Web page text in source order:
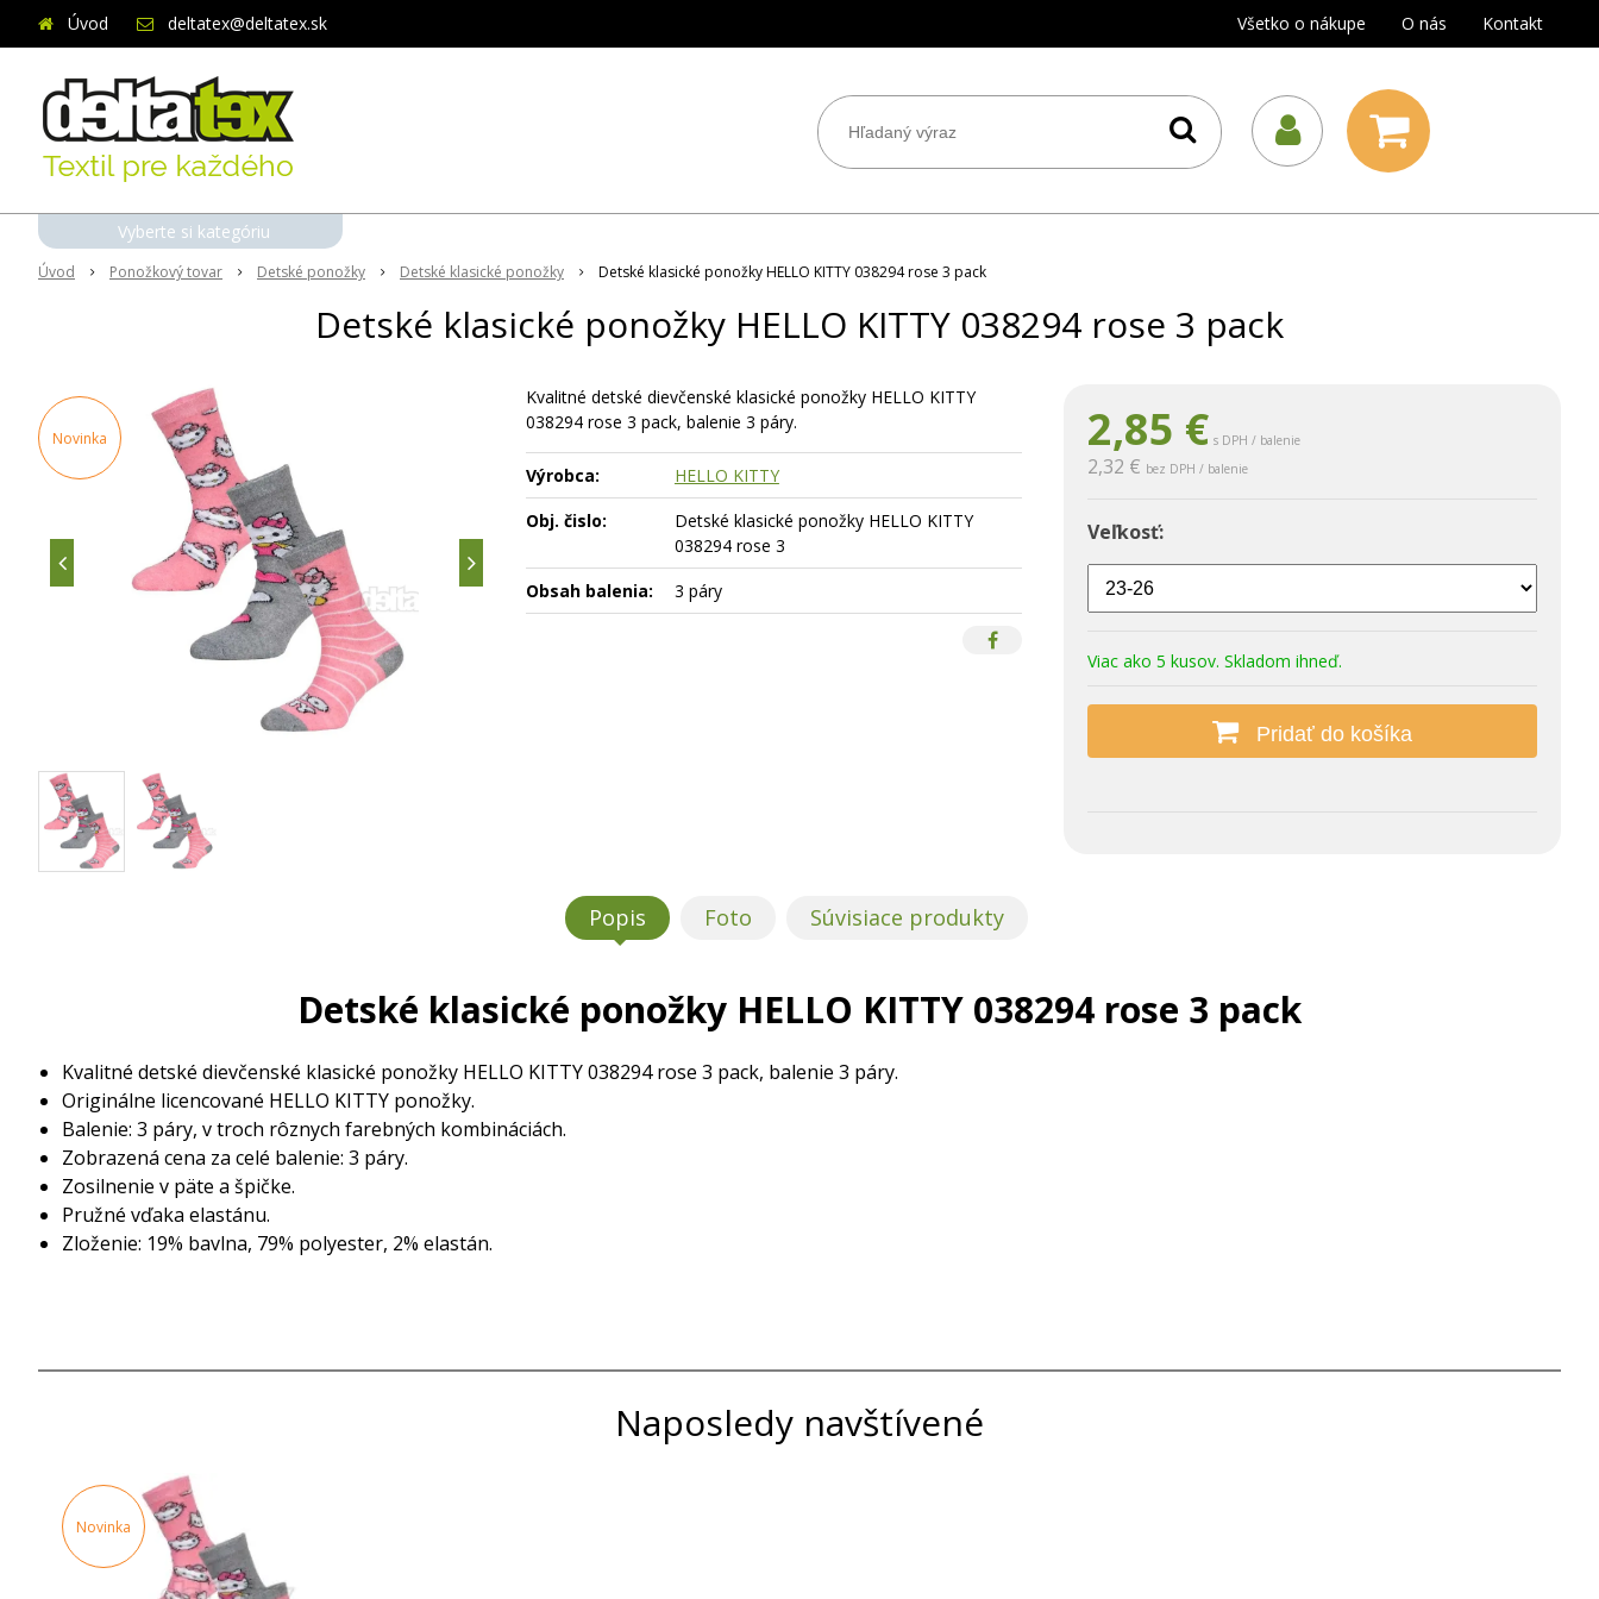
Úvod deltatex@deltatex.sk Všetko o nákupe O nás Kontakt
Úvod Ponožkový tovar Detské ponožky Detské klasické ponožky Detské klasické ponožky HELLO KITTY 038294 rose 3 pack
Detské klasické ponožky HELLO KITTY 038294 rose 3 pack
Novinka 2,85 € s DPH / balenie
2,32 € bez DPH / balenie
Veľkosť:
Viac ako 5 kusov. Skladom ihneď.
Pridať do košíka
Kvalitné detské dievčenské klasické ponožky HELLO KITTY
038294 rose 3 pack, balenie 3 páry.
Výrobca:
HELLO KITTY
Obj. čislo:
Detské klasické ponožky HELLO KITTY
038294 rose 3
Obsah balenia:
3 páry
Popis Foto Súvisiace produkty
Detské klasické ponožky HELLO KITTY 038294 rose 3 pack
Kvalitné detské dievčenské klasické ponožky HELLO KITTY 038294 rose 3 pack, balenie 3 páry.
Originálne licencované HELLO KITTY ponožky.
Balenie: 3 páry, v troch rôznych farebných kombináciách.
Zobrazená cena za celé balenie: 3 páry.
Zosilnenie v päte a špičke.
Pružné vďaka elastánu.
Zloženie: 19% bavlna, 79% polyester, 2% elastán.
Naposledy navštívené
Novinka
Vyberte si kategóriu